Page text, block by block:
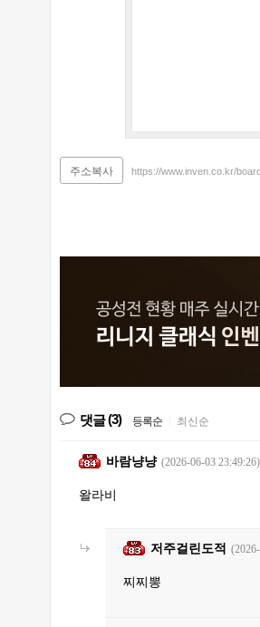
주소복사 https://www.inven.co.kr/
댓글(3) 등록순 최신순
바람냥냥 (2026-06-03 23:49:26)
왈라비
저주걸린도적
찌찌뽕